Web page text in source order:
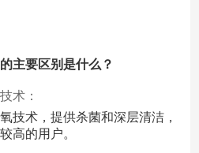
主要区别是什么？
术：
技术，提供杀菌和深层清洁，
高的用户。